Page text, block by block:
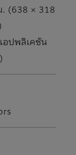
(638 × 318
ปพลิเคชัน